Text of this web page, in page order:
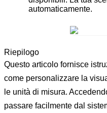
automaticamente.
Riepilogo
Questo articolo fornisce
come personalizzare la
le unità di misura.
passare facilmente dal